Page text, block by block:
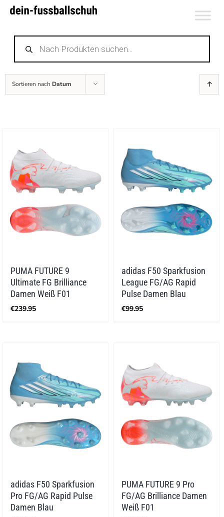
Zum
springen
Products
search
Sortieren nach Datum
PUMA FUTURE 9
Ultimate FG Brilliance
Damen Weiß F01
€239.95
adidas F50 Sparkfusion
League FG/AG Rapid
Pulse Damen Blau
€99.95
adidas F50 Sparkfusion
Pro FG/AG Rapid Pulse
Damen Blau
PUMA FUTURE 9 Pro
FG/AG Brilliance Damen
Weiß F01